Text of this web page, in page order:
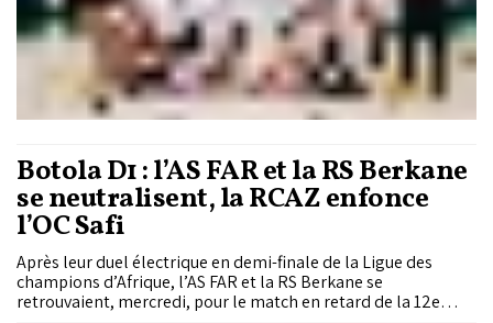
Botola D1 : l’AS FAR et la RS Berkane
se neutralisent, la RCAZ enfonce
l’OC Safi
Après leur duel électrique en demi-finale de la Ligue des
champions d’Afrique, l’AS FAR et la RS Berkane se
retrouvaient, mercredi, pour le match en retard de la 12e